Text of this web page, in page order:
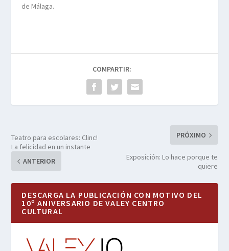
de Málaga.
COMPARTIR:
Teatro para escolares: Clinc!
La felicidad en un instante
ANTERIOR
PRÓXIMO
Exposición: Lo hace porque te
quiere
DESCARGA LA PUBLICACIÓN CON MOTIVO DEL
10º ANIVERSARIO DE VALEY CENTRO
CULTURAL